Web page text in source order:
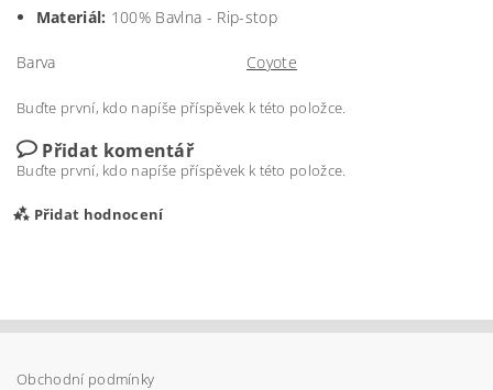
Materiál: 100% Bavlna - Rip-stop
Barva Coyote
Buďte první, kdo napíše příspěvek k této položce.
Přidat komentář
Buďte první, kdo napíše příspěvek k této položce.
Přidat hodnocení
Obchodní podmínky